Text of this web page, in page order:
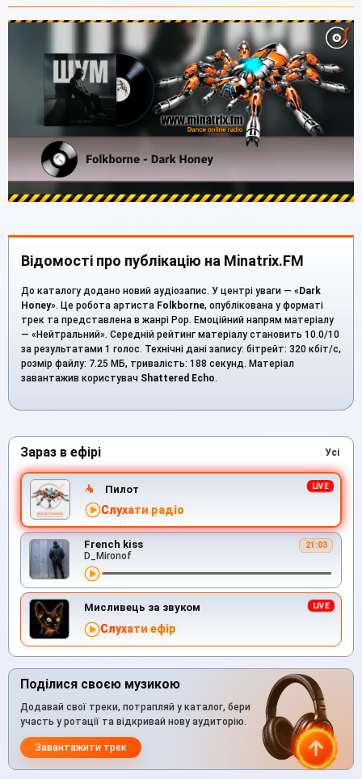
Відомості про публікацію на Minatrix.FM
До каталогу додано новий аудіозапис. У центрі уваги — «Dark
Honey». Це робота артиста Folkborne, опублікована у форматі
трек та представлена в жанрі Pop. Емоційний напрям матеріалу
— «Нейтральний». Середній рейтинг матеріалу становить 10.0/10
за результатами 1 голос. Технічні дані запису: бітрейт: 320 кбіт/с,
розмір файлу: 7.25 МБ, тривалість: 188 секунд. Матеріал
завантажив користувач Shattered Echo.
Зараз в ефірі Усі
Пилот
Слухати радіо
French kiss 21:03
D_Mironof
Мисливець за звуком
Слухати ефір
Поділися своєю музикою
Додавай свої треки, потрапляй у каталог, бери
участь у ротації та відкривай нову аудиторію.
Завантажити трек